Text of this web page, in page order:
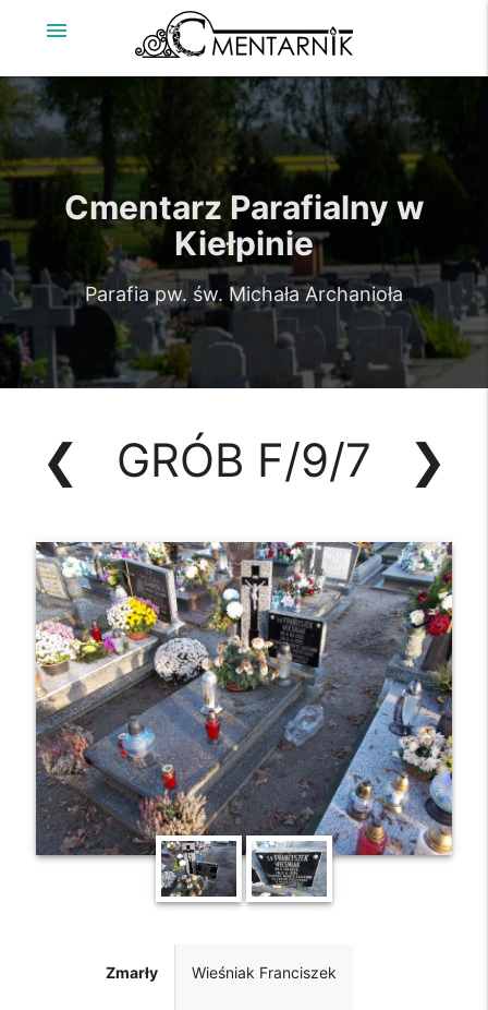
menu
Cmentarz Parafialny w
Kiełpinie
Parafia pw. św. Michała Archanioła
❮ ❯
GRÓB F/9/7
Zmarły Wieśniak Franciszek